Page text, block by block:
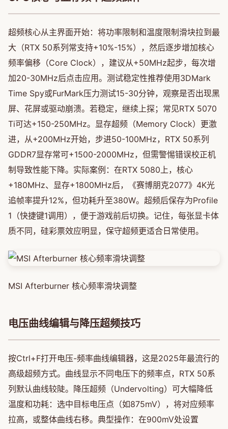
超频核心从主界面开始：将功率限制和温度限制滑块拉到最
大（RTX 50系列常支持+10%-15%），然后逐步增加核心
频率偏移（Core Clock），建议从+50MHz起步，每次增
加20-30MHz后点击应用。测试稳定性推荐使用3DMark
Time Spy或FurMark压力测试15-30分钟，观察是否出现黑
屏、花屏或驱动崩溃。若稳定，继续上探；常见RTX 5070
Ti可达+150-250MHz。显存超频（Memory Clock）更激
进，从+200MHz开始，步进50-100MHz，RTX 50系列
GDDR7显存常可+1500-2000MHz，但需警惕错误校正机
制导致性能下降。实际案例：在RTX 5080上，核心
+180MHz、显存+1800MHz后，《赛博朋克2077》4K光
追帧率提升12%，但功耗升至380W。超频后保存为Profile
1（快捷键1调用），便于游戏前后切换。记住，每张显卡体
质不同，硅彩票效应明显，保守超频更适合日常使用。
MSI Afterburner 核心频率滑块调整
电压曲线编辑与降压超频技巧
按Ctrl+F打开电压-频率曲线编辑器，这是2025年最流行的
高级超频方式。曲线显示不同电压下的频率点，RTX 50系
列默认曲线较陡。降压超频（Undervolting）可大幅降低
温度和功耗：选中目标电压点（如875mV），将对应频率
拉高，或整体曲线右移。典型操作：在900mV处设置